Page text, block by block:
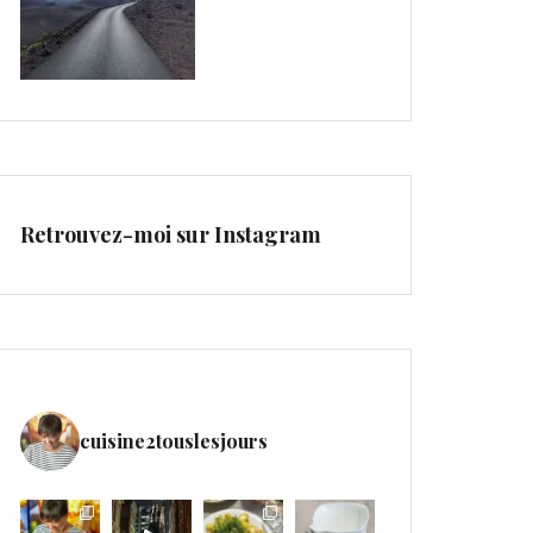
Retrouvez-moi sur Instagram
cuisine2touslesjours